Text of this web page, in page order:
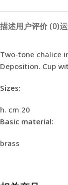
描述用户评价 (0)
Two-tone chalice
Deposition. Cup
Sizes:
h. cm 20
Basic material:
brass